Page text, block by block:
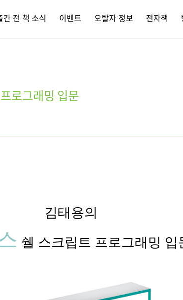
간 전 책 소식 이벤트 오탈자 정보 전자책
로그래밍 입문
김태용의
쉘 스크립트 프로그래밍 입